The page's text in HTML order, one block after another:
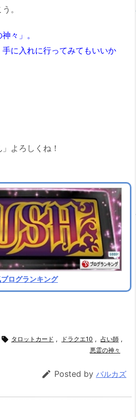
。
々」。
に入れに行ってみてもいいか
よろしくね！
ブログランキング
 タロットカード , ドラクエ10 , 占い師 ,
悪霊の神々
 Posted by バルカズ